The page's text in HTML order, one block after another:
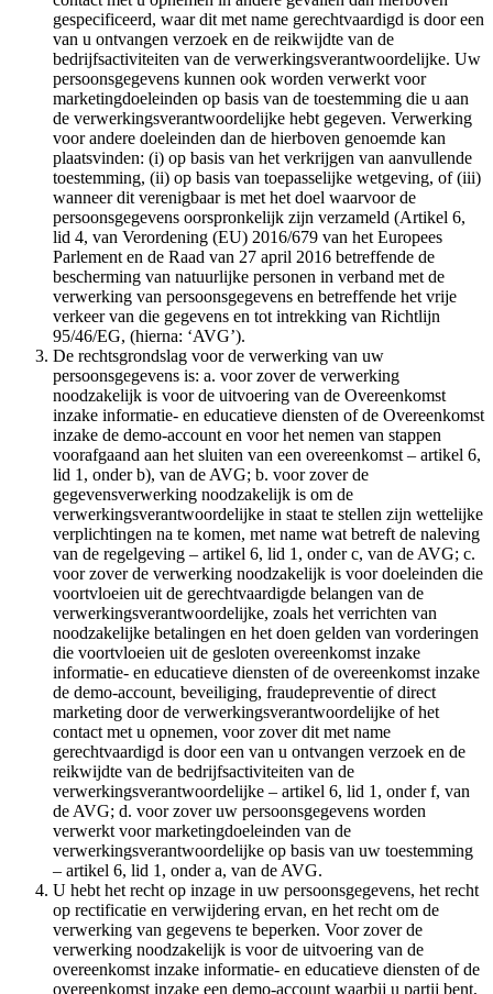
gespecificeerd, waar dit met name gerechtvaardigd is door een
van u ontvangen verzoek en de reikwijdte van de
bedrijfsactiviteiten van de verwerkingsverantwoordelijke. Uw
persoonsgegevens kunnen ook worden verwerkt voor
marketingdoeleinden op basis van de toestemming die u aan
de verwerkingsverantwoordelijke hebt gegeven. Verwerking
voor andere doeleinden dan de hierboven genoemde kan
plaatsvinden: (i) op basis van het verkrijgen van aanvullende
toestemming, (ii) op basis van toepasselijke wetgeving, of (iii)
wanneer dit verenigbaar is met het doel waarvoor de
persoonsgegevens oorspronkelijk zijn verzameld (Artikel 6,
lid 4, van Verordening (EU) 2016/679 van het Europees
Parlement en de Raad van 27 april 2016 betreffende de
bescherming van natuurlijke personen in verband met de
verwerking van persoonsgegevens en betreffende het vrije
verkeer van die gegevens en tot intrekking van Richtlijn
95/46/EG, (hierna: ‘AVG’).
De rechtsgrondslag voor de verwerking van uw
persoonsgegevens is: a. voor zover de verwerking
noodzakelijk is voor de uitvoering van de Overeenkomst
inzake informatie- en educatieve diensten of de Overeenkomst
inzake de demo-account en voor het nemen van stappen
voorafgaand aan het sluiten van een overeenkomst – artikel 6,
lid 1, onder b), van de AVG; b. voor zover de
gegevensverwerking noodzakelijk is om de
verwerkingsverantwoordelijke in staat te stellen zijn wettelijke
verplichtingen na te komen, met name wat betreft de naleving
van de regelgeving – artikel 6, lid 1, onder c, van de AVG; c.
voor zover de verwerking noodzakelijk is voor doeleinden die
voortvloeien uit de gerechtvaardigde belangen van de
verwerkingsverantwoordelijke, zoals het verrichten van
noodzakelijke betalingen en het doen gelden van vorderingen
die voortvloeien uit de gesloten overeenkomst inzake
informatie- en educatieve diensten of de overeenkomst inzake
de demo-account, beveiliging, fraudepreventie of direct
marketing door de verwerkingsverantwoordelijke of het
contact met u opnemen, voor zover dit met name
gerechtvaardigd is door een van u ontvangen verzoek en de
reikwijdte van de bedrijfsactiviteiten van de
verwerkingsverantwoordelijke – artikel 6, lid 1, onder f, van
de AVG; d. voor zover uw persoonsgegevens worden
verwerkt voor marketingdoeleinden van de
verwerkingsverantwoordelijke op basis van uw toestemming
– artikel 6, lid 1, onder a, van de AVG.
U hebt het recht op inzage in uw persoonsgegevens, het recht
op rectificatie en verwijdering ervan, en het recht om de
verwerking van gegevens te beperken. Voor zover de
verwerking noodzakelijk is voor de uitvoering van de
overeenkomst inzake informatie- en educatieve diensten of de
overeenkomst inzake een demo-account waarbij u partij bent,